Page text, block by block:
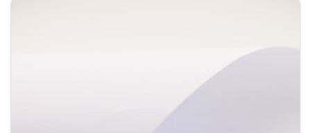
Ideaal voor professionele nagelstylistes
Of je nu werkt in een drukke salon of vanuit huis
klanten behandelt: snelheid en precisie zijn
essentieel. Juist daarom is het Diamand Bitje